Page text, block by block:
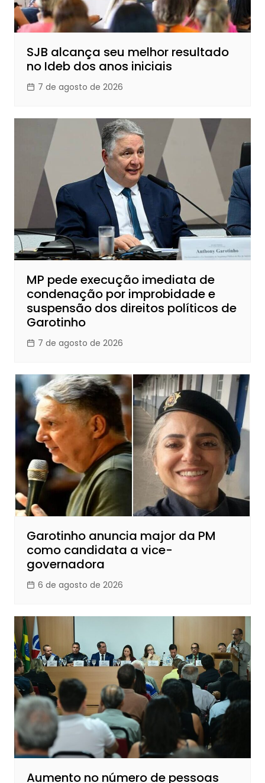
SJB alcança seu melhor resultado
no Ideb dos anos iniciais
7 de agosto de 2026
MP pede execução imediata de
condenação por improbidade e
suspensão dos direitos políticos de
Garotinho
7 de agosto de 2026
Garotinho anuncia major da PM
como candidata a vice-
governadora
6 de agosto de 2026
Aumento no número de pessoas